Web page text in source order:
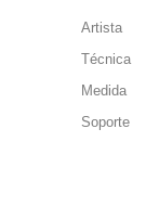
Artista
Técnica
Medida
Soporte